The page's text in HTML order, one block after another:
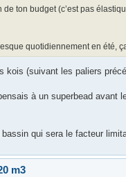
de ton budget (c’est pas
quotidiennement en été,
kois (suivant les paliers
à un superbead
qui sera le facteur
m3